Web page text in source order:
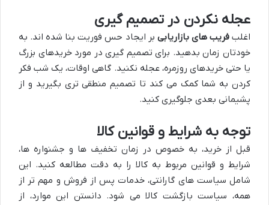
عجله نکردن در تصمیم گیری
اغلبفریب های بازاریابی بر ایجاد حس فوریت بنا شده اند. به
خودتان زمان بدهید. برای تصمیم گیری در مورد خریدهای بزرگ
یا حتی خریدهای روزمره، عجله نکنید. گاهی اوقات، یک شب فکر
کردن به شما کمک می کند تا تصمیم منطقی تری بگیرید و از
پشیمانی بعدی جلوگیری کنید.
توجه به شرایط و قوانین کالا
قبل از خرید، به خصوص در زمان تخفیف ها و جشنواره ها،
شرایط و قوانین مربوط به کالا را به دقت مطالعه کنید. این
شامل سیاست های گارانتی، خدمات پس از فروش و مهم تر از
همه، سیاست بازگشت کالا می شود. دانستن این موارد، از